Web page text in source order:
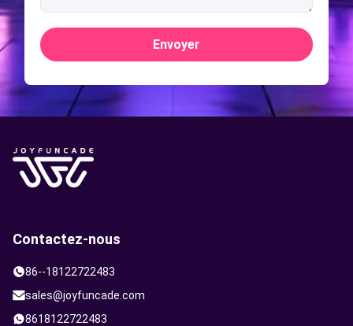
Envoyer
Contactez-nous
86--18122722483
sales@joyfuncade.com
8618122722483